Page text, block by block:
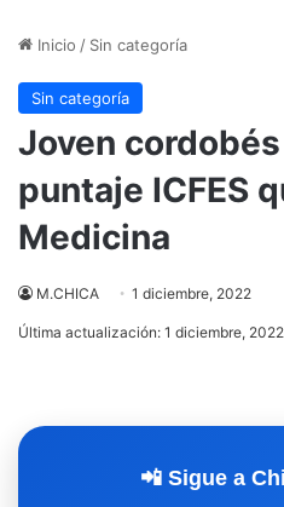
Inicio / Sin categoría
Sin categoría
Joven
puntaje ICFES
Medicina
M.CHICA 1 diciembre, 2022
Última actualización: 1 diciembre, 2022
📲 Sigue a